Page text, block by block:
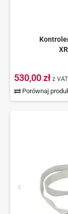
530,00 zł z VAT
Porównaj